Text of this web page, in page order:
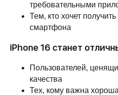
требовательными
Тем, кто хочет
смартфона
iPhone 16 станет
Пользователей,
качества
Тех, кому важна
+ 7 (952)
ТЦ "Никольский" 1 этаж
Ежедневно с 10:00 до 21:00